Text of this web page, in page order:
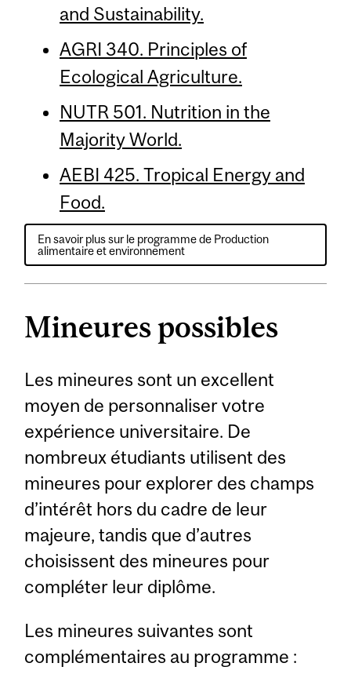
and Sustainability.
AGRI 340. Principles of
Ecological Agriculture.
NUTR 501. Nutrition in the
Majority World.
AEBI 425. Tropical Energy and
Food.
En savoir plus sur le programme de Production
alimentaire et environnement
Mineures possibles
Les mineures sont un excellent
moyen de personnaliser votre
expérience universitaire. De
nombreux étudiants utilisent des
mineures pour explorer des champs
d’intérêt hors du cadre de leur
majeure, tandis que d’autres
choisissent des mineures pour
compléter leur diplôme.
Les mineures suivantes sont
complémentaires au programme :